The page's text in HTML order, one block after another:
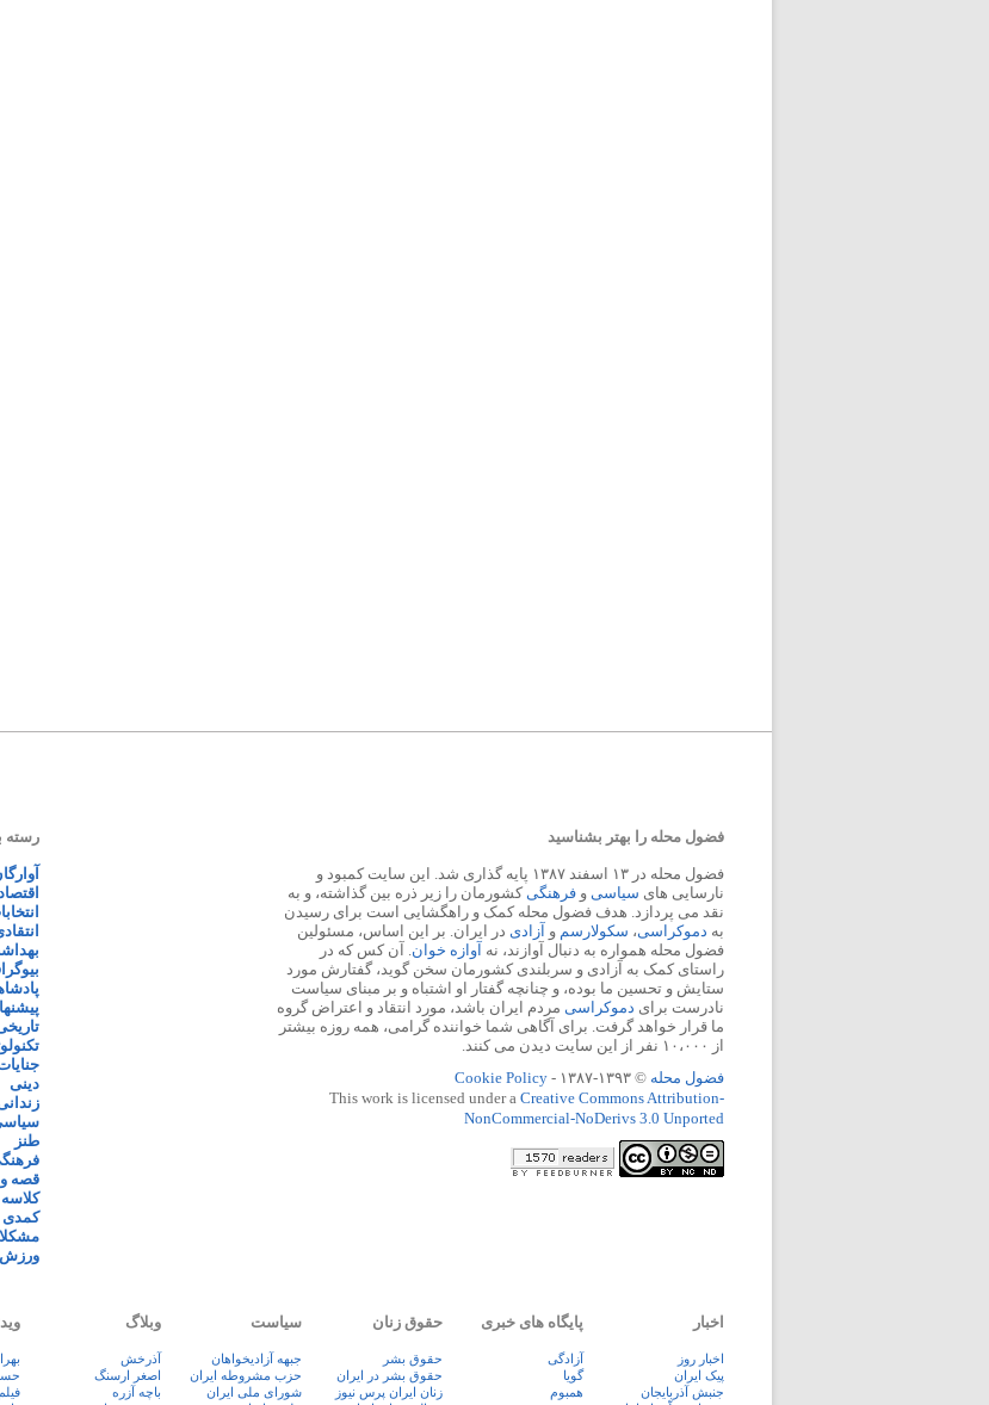
فضول محله را بهتر بشناسید
فضول محله در ۱۳ اسفند ۱۳۸۷ پایه گذاری شد. این سایت کمبود و
نارسایی های سیاسی و فرهنگیکشورمان را زیر ذره بین گذاشته، و به
نقد می پردازد. هدف فضول محله کمک و راهگشایی است برای رسیدن
به دموکراسی، سکولارسم و آزادی در ایران. بر این اساس، مسئولین
فضول محله همواره به دنبال آوازند، نه آوازه خوان. آن کس که در
راستای کمک به آزادی و سربلندی کشورمان سخن گوید، گفتارش مورد
ستایش و تحسین ما بوده، و چنانچه گفتار او اشتباه و بر مبنای سیاست
نادرست برای دموکراسی مردم ایران باشد، مورد انتقاد و اعتراض گروه
ما قرار خواهد گرفت. برای آگاهی شما خواننده گرامی، همه روزه بیشتر
از ۱۰،۰۰۰ نفر از این سایت دیدن می کنند.
فضول محله © ۱۳۹۳-۱۳۸۷ -
Cookie Policy
This work is licensed under a Creative Commons Attribution-
NonCommercial-NoDerivs 3.0 Unported
رسته
دینی
طنز
قصه
کمدی
ورزش
اخبار
اخبار روز
پيک ايران
جنبش آذربایجان
پایگاه های خبری
آزادگی
گویا
همبوم
حقوق زنان
حقوق بشر
حقوق بشر در ایران
زنان ايران پرس نيوز
سیاست
جبهه آزادیخواهان
حزب مشروطه ایران
شورای ملی ایران
وبلاگ
آذرخش
اصغر ارسنگ
باچه آزره